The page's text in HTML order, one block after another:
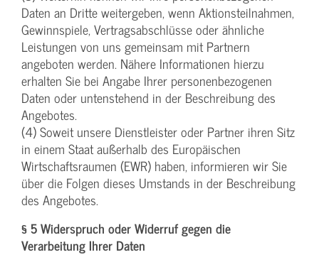
Daten an Dritte weitergeben, wenn Aktionsteilnahmen,
Gewinnspiele, Vertragsabschlüsse oder ähnliche
Leistungen von uns gemeinsam mit Partnern
angeboten werden. Nähere Informationen hierzu
erhalten Sie bei Angabe Ihrer personenbezogenen
Daten oder untenstehend in der Beschreibung des
Angebotes.
(4) Soweit unsere Dienstleister oder Partner ihren Sitz
in einem Staat außerhalb des Europäischen
Wirtschaftsraumen (EWR) haben, informieren wir Sie
über die Folgen dieses Umstands in der Beschreibung
des Angebotes.
§ 5 Widerspruch oder Widerruf gegen die
Verarbeitung Ihrer Daten